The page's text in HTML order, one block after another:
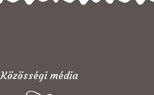
Közösségi média